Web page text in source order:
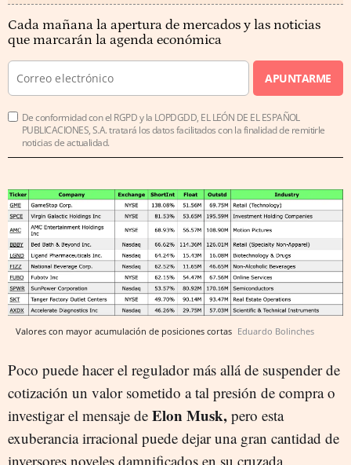
Cada mañana la apertura de mercados y las noticias
que marcarán la agenda económica
APUNTARME
De conformidad con el RGPD y la LOPDGDD, EL LEÓN DE EL ESPAÑOL
PUBLICACIONES, S.A. tratará los datos facilitados con la finalidad de remitirle
noticias de actualidad.
Valores con mayor acumulación de posiciones cortas Eduardo Bolinches
Poco puede hacer el regulador más allá de suspender de
cotización un valor sometido a tal presión de compra o
investigar el mensaje de Elon Musk, pero esta
exuberancia irracional puede dejar una gran cantidad de
inversores noveles damnificados en su cruzada.